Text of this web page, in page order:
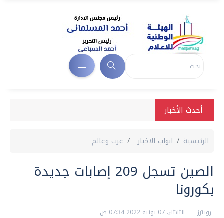
أحدث الأخبار
الرئيسية ابواب الاخبار عرب وعالم
الصين تسجل 209 إصابات جديدة
بكورونا
رويترز الثلاثاء، 07 يونيه 2022 07:34 ص